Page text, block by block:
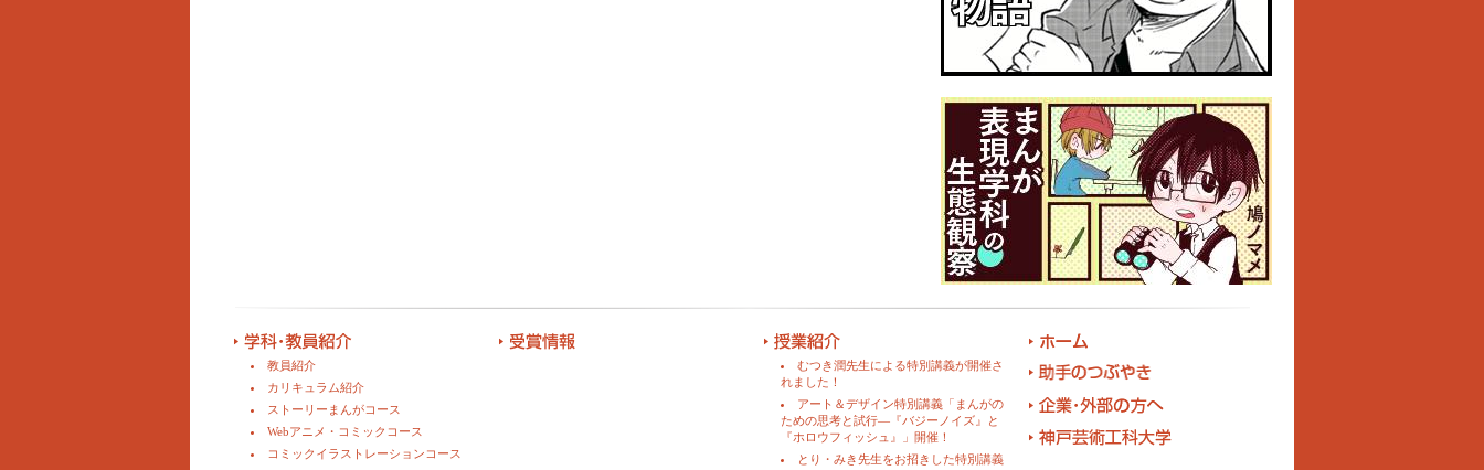
教員紹介
カリキュラム紹介
ストーリーまんがコース
Webアニメ・コミックコース
コミックイラストレーションコース
むつき潤先生による特別講義が開催さ
れました！
アート＆デザイン特別講義「まんがの
ための思考と試行―『バジーノイズ』と
『ホロウフィッシュ』」開催！
とり・みき先生をお招きした特別講義